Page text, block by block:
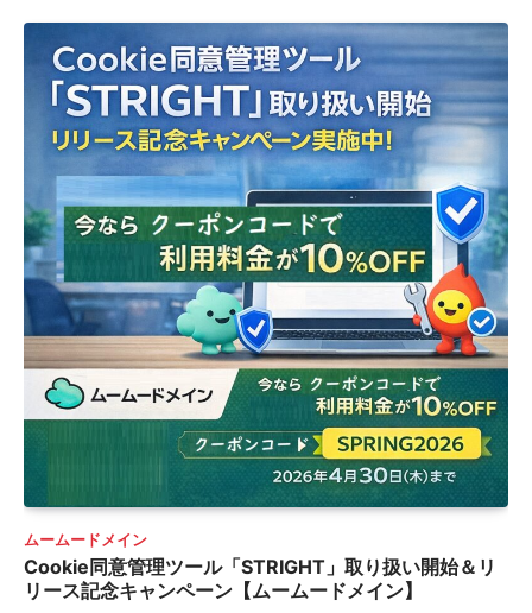
ムームードメイン
Cookie同意管理ツール「STRIGHT」取り扱い開始＆リ
リース記念キャンペーン【ムームードメイン】